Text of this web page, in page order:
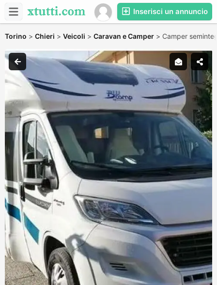
Inserisci un annuncio
Torino > Chieri > Veicoli > Caravan e Camper > Camper